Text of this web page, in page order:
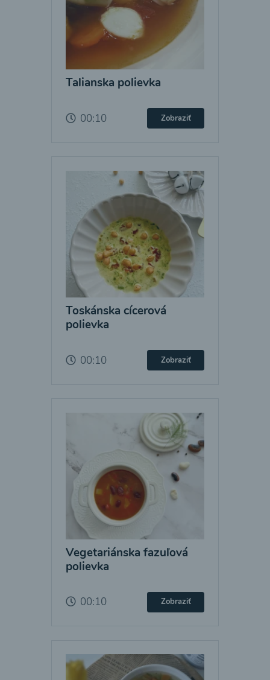
Talianska polievka
00:10 Zobraziť
Toskánska cícerová
polievka
00:10 Zobraziť
Vegetariánska fazuľová
polievka
00:10 Zobraziť